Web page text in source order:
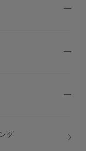
窓⼝
グ